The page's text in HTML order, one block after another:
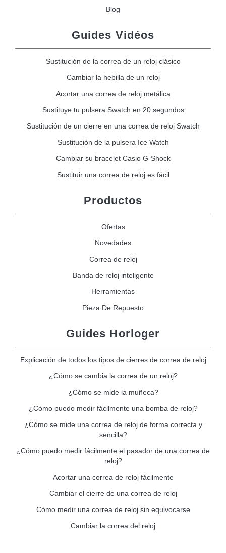
Blog
Guides Vidéos
Sustitución de la correa de un reloj clásico
Cambiar la hebilla de un reloj
Acortar una correa de reloj metálica
Sustituye tu pulsera Swatch en 20 segundos
Sustitución de un cierre en una correa de reloj Swatch
Sustitución de la pulsera Ice Watch
Cambiar su bracelet Casio G-Shock
Sustituir una correa de reloj es fácil
Productos
Ofertas
Novedades
Correa de reloj
Banda de reloj inteligente
Herramientas
Pieza De Repuesto
Guides Horloger
Explicación de todos los tipos de cierres de correa de reloj
¿Cómo se cambia la correa de un reloj?
¿Cómo se mide la muñeca?
¿Cómo puedo medir fácilmente una bomba de reloj?
¿Cómo se mide una correa de reloj de forma correcta y
sencilla?
¿Cómo puedo medir fácilmente el pasador de una correa de
reloj?
Acortar una correa de reloj fácilmente
Cambiar el cierre de una correa de reloj
Cómo medir una correa de reloj sin equivocarse
Cambiar la correa del reloj